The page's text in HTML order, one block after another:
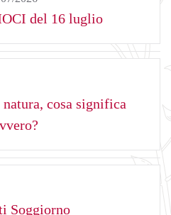
del 16 luglio
cosa significa
Soggiorno